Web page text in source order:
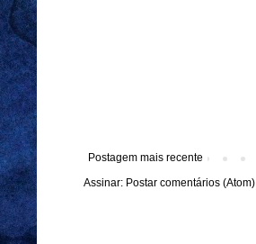
Postagem mais recente
Assinar: Postar comentários (Atom)